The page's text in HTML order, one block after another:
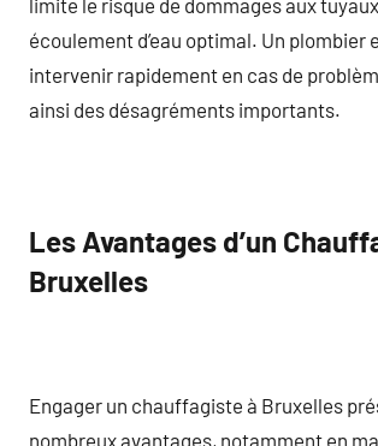
écoulement d’eau optimal. Un plombier
intervenir rapidement en cas de
ainsi des désagréments importants.
Les Avantages d’un
Bruxelles
Engager un chauffagiste à Bruxelles
nombreux avantages, notamment en